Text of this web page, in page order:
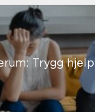
Trygg